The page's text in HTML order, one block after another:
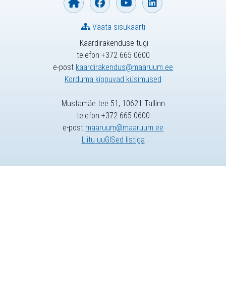
Kaardirakenduse tugi
telefon +372 665 0600
e-post kaardirakendus@maaruum.ee
Korduma kippuvad küsimused
Vaata sisukaarti
Mustamäe tee 51, 10621 Tallinn
telefon +372 665 0600
e-post maaruum@maaruum.ee
Liitu uuGISed listiga